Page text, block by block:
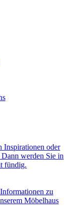
Inspirationen oder
werden Sie in
fündig.
zu
Möbelhaus